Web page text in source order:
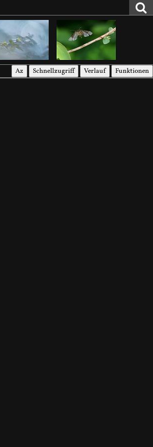
Az Schnellzugriff Verlauf Funktionen